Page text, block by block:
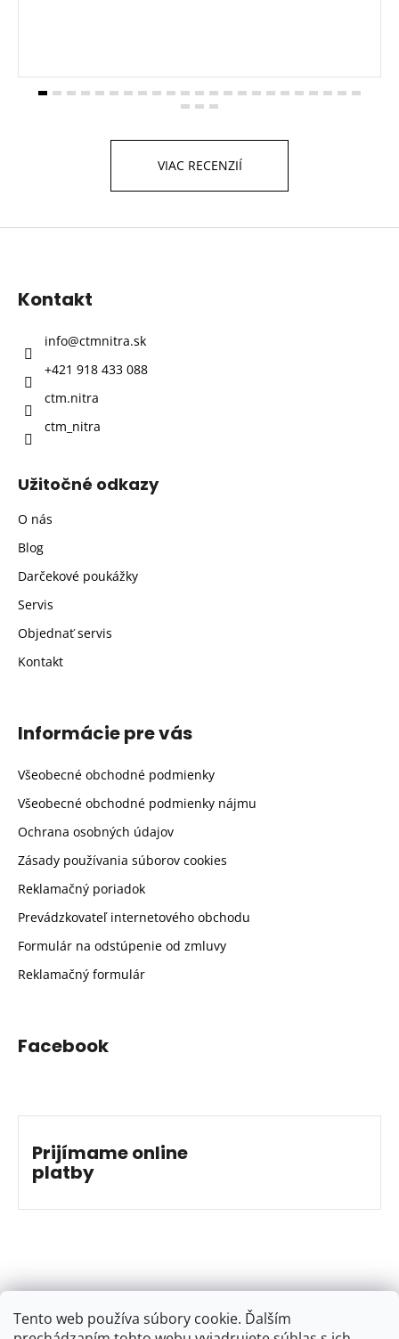
Tento web používa súbory cookie. Ďalším
VIAC RECENZIÍ
Kontakt
info@ctmnitra.sk
+421 918 433 088
ctm.nitra
ctm_nitra
Užitočné odkazy
O nás
Blog
Darčekové poukážky
Servis
Objednať servis
Kontakt
Informácie pre vás
Všeobecné obchodné podmienky
Všeobecné obchodné podmienky nájmu
Ochrana osobných údajov
Zásady používania súborov cookies
Reklamačný poriadok
Prevádzkovateľ internetového obchodu
Formulár na odstúpenie od zmluvy
Reklamačný formulár
Facebook
Prijímame online
platby